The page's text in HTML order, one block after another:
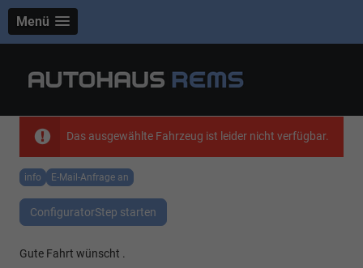
Menü
Das ausgewählte Fahrzeug ist leider nicht verfügbar.
info E-Mail-Anfrage an
ConfiguratorStep starten
Gute Fahrt wünscht .